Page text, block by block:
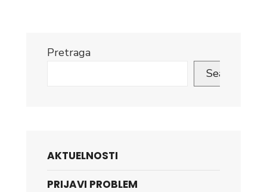
Pretraga
Search
AKTUELNOSTI
PRIJAVI PROBLEM